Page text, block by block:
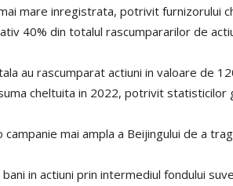
mare inregistrata, potrivit furnizorului
40% din totalul rascumpararilor de
au rascumparat actiuni in valoare de
cheltuita in 2022, potrivit statisticilor
mai ampla a Beijingului de a
in actiuni prin intermediul fondului